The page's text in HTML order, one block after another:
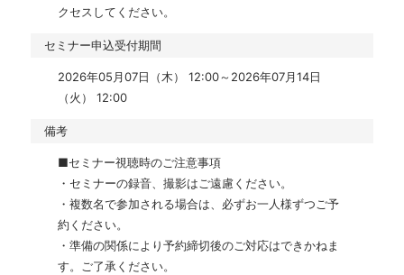
クセスしてください。
セミナー申込受付期間
2026年05月07日（木） 12:00～2026年07月14日
（火） 12:00
備考
■セミナー視聴時のご注意事項
・セミナーの録音、撮影はご遠慮ください。
・複数名で参加される場合は、必ずお一人様ずつご予
約ください。
・準備の関係により予約締切後のご対応はできかねま
す。ご了承ください。